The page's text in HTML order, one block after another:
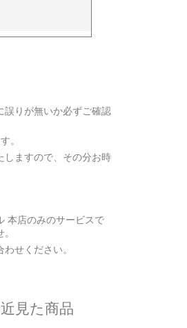
誤りが無いか必ずご確認
。
しますので、その分お時
本店のみのサービスで
せください。
見た商品